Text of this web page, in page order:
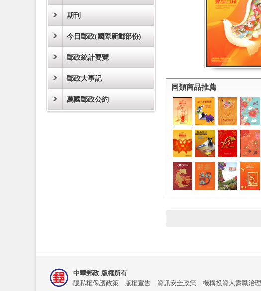
期刊
今日郵政(國際新郵部份)
郵政統計要覽
郵政大事記
萬國郵政公約
同類商品推薦
中華郵政 版權所有
隱私權保護政策 版權宣告 資訊安全政策 機構投資人盡職治理